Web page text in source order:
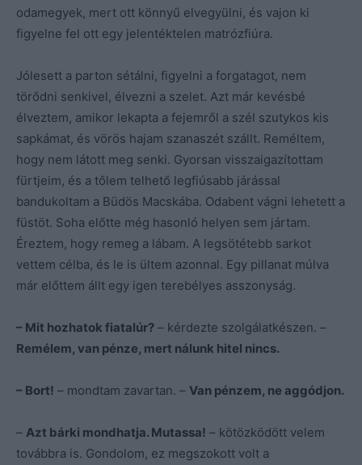
odamegyek, mert ott könnyű elvegyülni, és vajon ki
figyelne fel ott egy jelentéktelen matrózfiúra.
Jólesett a parton sétálni, figyelni a forgatagot, nem
törődni senkivel, élvezni a szelet. Azt már kevésbé
élveztem, amikor lekapta a fejemről a szél szutykos kis
sapkámat, és vörös hajam szanaszét szállt. Reméltem,
hogy nem látott meg senki. Gyorsan visszaigazítottam
fürtjeim, és a tőlem telhető legfiúsabb járással
bandukoltam a Büdös Macskába. Odabent vágni lehetett a
füstöt. Soha előtte még hasonló helyen sem jártam.
Éreztem, hogy remeg a lábam. A legsötétebb sarkot
vettem célba, és le is ültem azonnal. Egy pillanat múlva
már előttem állt egy igen terebélyes asszonyság.
– Mit hozhatok fiatalúr? – kérdezte szolgálatkészen. –
Remélem, van pénze, mert nálunk hitel nincs.
– Bort! – mondtam zavartan. – Van pénzem, ne aggódjon.
– Azt bárki mondhatja. Mutassa! – kötözködött velem
továbbra is. Gondolom, ez megszokott volt a